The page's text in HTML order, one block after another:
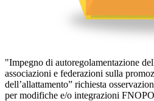
"Impegno di autoregolamentazione
associazioni e federazioni sulla
dell’allattamento” richiesta
per modifiche e/o integrazioni FNOPO